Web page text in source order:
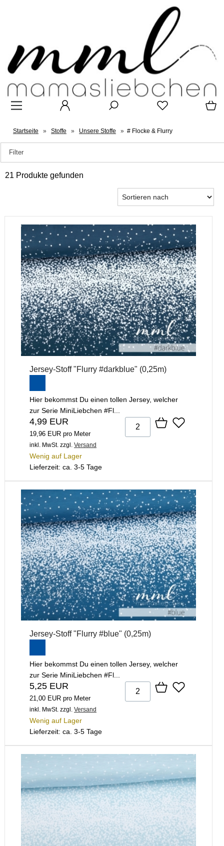
Startseite » Stoffe » Unsere Stoffe » # Flocke & Flurry
Filter
21 Produkte gefunden
Jersey-Stoff "Flurry #darkblue" (0,25m)
Hier bekommst Du einen tollen Jersey, welcher
zur Serie MiniLiebchen #Fl...
4,99 EUR
19,96 EUR pro Meter
inkl. MwSt. zzgl. Versand
Wenig auf Lager
Lieferzeit: ca. 3-5 Tage
Jersey-Stoff "Flurry #blue" (0,25m)
Hier bekommst Du einen tollen Jersey, welcher
zur Serie MiniLiebchen #Fl...
5,25 EUR
21,00 EUR pro Meter
inkl. MwSt. zzgl. Versand
Wenig auf Lager
Lieferzeit: ca. 3-5 Tage